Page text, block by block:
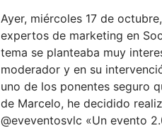
Ayer, miércoles 17 de
expertos de marketing en
tema se planteaba muy
moderador y en su
uno de los ponentes seguro
de Marcelo, he decidido
@eveventosvlc «Un evento